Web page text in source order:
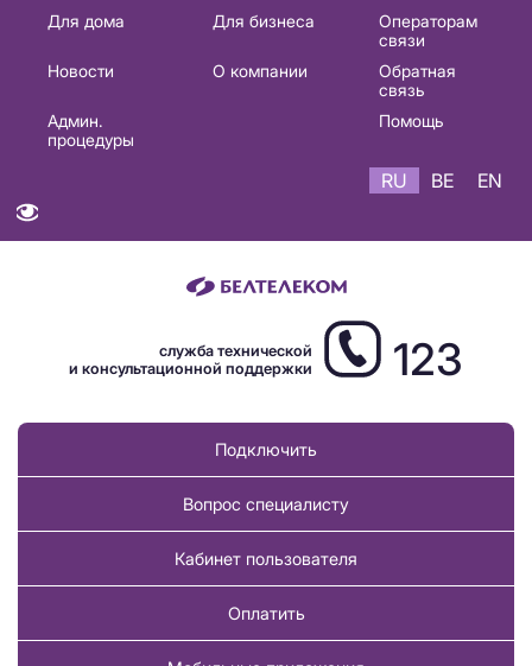
Основная
навигация
Для дома Для бизнеса
Операторам
связи
Новости
О компании
Обратная
связь
Админ.
процедуры
Помощь
RU BE EN
служба технической
и консультационной поддержки
123
Подключить
Вопрос специалисту
Кабинет пользователя
Оплатить